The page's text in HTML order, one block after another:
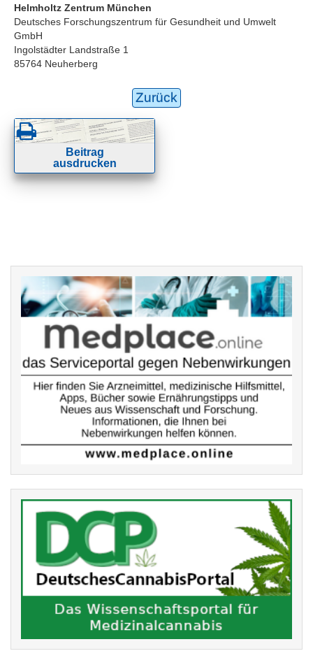
Helmholtz Zentrum München
Deutsches Forschungszentrum für Gesundheit und Umwelt
GmbH
Ingolstädter Landstraße 1
85764 Neuherberg
Zurück
Beitrag
ausdrucken